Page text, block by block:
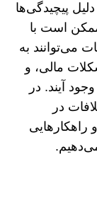
پیچیدگی‌ها
است با
می‌توانند به
مالی، و
آیند. در
در